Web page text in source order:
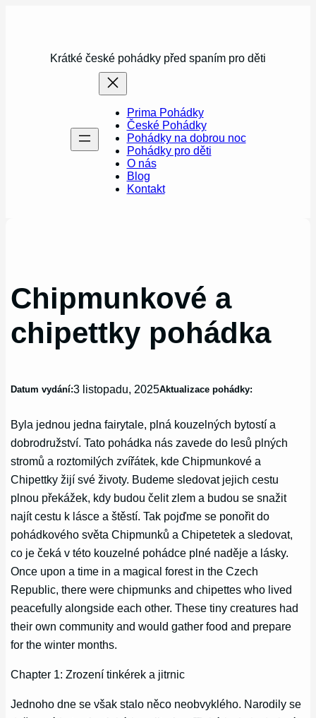
Krátké české pohádky před spaním pro děti
Prima Pohádky
České Pohádky
Pohádky na dobrou noc
Pohádky pro děti
O nás
Blog
Kontakt
Chipmunkové a
chipettky pohádka
Datum vydání:3 listopadu, 2025Aktualizace pohádky:
Byla jednou jedna fairytale, plná kouzelných bytostí a
dobrodružství. Tato pohádka nás zavede do lesů plných
stromů a roztomilých zvířátek, kde Chipmunkové a
Chipettky žijí své životy. Budeme sledovat jejich cestu
plnou překážek, kdy budou čelit zlem a budou se snažit
najít cestu k lásce a štěstí. Tak pojďme se ponořit do
pohádkového světa Chipmunků a Chipetetek a sledovat,
co je čeká v této kouzelné pohádce plné naděje a lásky.
Once upon a time in a magical forest in the Czech
Republic, there were chipmunks and chipettes who lived
peacefully alongside each other. These tiny creatures had
their own community and would gather food and prepare
for the winter months.
Chapter 1: Zrození tinkérek a jitrnic
Jednoho dne se však stalo něco neobvyklého. Narodily se